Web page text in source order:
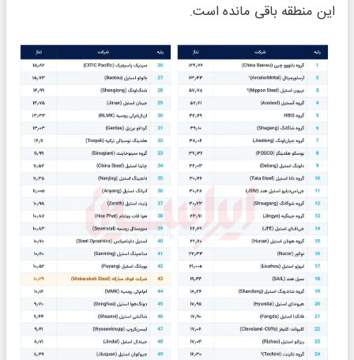
این منطقه باقی مانده است.